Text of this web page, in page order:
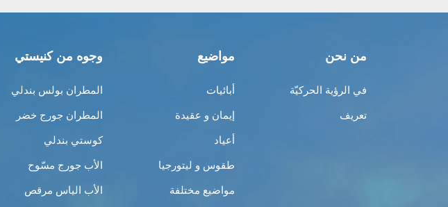
من نحن
في الرؤية الحركيّة
تعريف
مواضيع
أبائيات
إيمان و عقيدة
أعياد
طقوس و ليتورجيا
مواضيع مختلفة
وجوه من كنيستي
المطران بولس بندلي
المطران جورج خضر
كوستي بندلي
الأب جورج مسّوح
الأب الياس مرقص